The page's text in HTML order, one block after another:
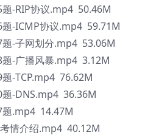
RIP协议.mp4 50.46M
ICMP协议.mp4 59.71M
-子网划分.mp4 53.06M
-广播风暴.mp4 3.12M
-TCP.mp4 76.62M
-DNS.mp4 36.36M
.mp4 14.47M
介绍.mp4 40.12M